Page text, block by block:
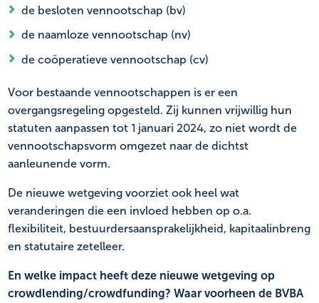
de besloten vennootschap (bv)
de naamloze vennootschap (nv)
de coöperatieve vennootschap (cv)
Voor bestaande vennootschappen is er een
overgangsregeling opgesteld. Zij kunnen vrijwillig hun
statuten aanpassen tot 1 januari 2024, zo niet wordt de
vennootschapsvorm omgezet naar de dichtst
aanleunende vorm.
De nieuwe wetgeving voorziet ook heel wat
veranderingen die een invloed hebben op o.a.
flexibiliteit, bestuurdersaansprakelijkheid, kapitaalinbreng
en statutaire zetelleer.
En welke impact heeft deze nieuwe wetgeving op
crowdlending/crowdfunding? Waar voorheen de BVBA